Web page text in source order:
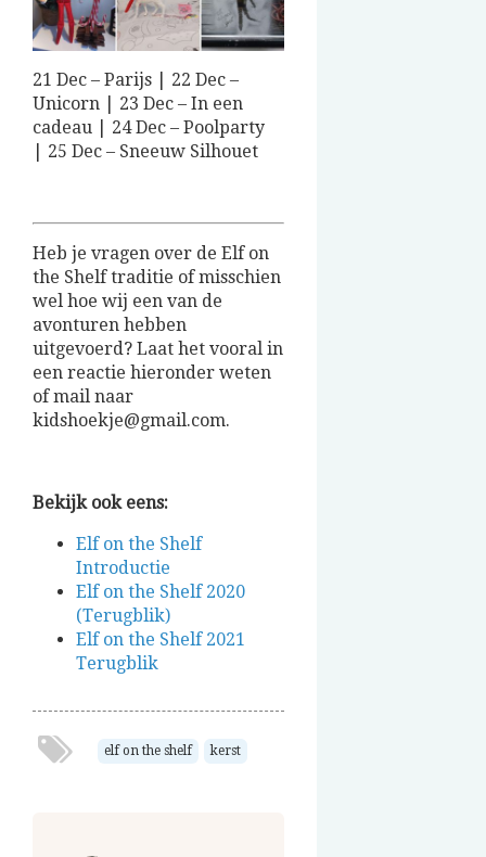
21 Dec – Parijs | 22 Dec –
Unicorn | 23 Dec – In een
cadeau | 24 Dec – Poolparty
| 25 Dec – Sneeuw Silhouet
Heb je vragen over de Elf on
the Shelf traditie of misschien
wel hoe wij een van de
avonturen hebben
uitgevoerd? Laat het vooral in
een reactie hieronder weten
of mail naar
kidshoekje@gmail.com.
Bekijk ook eens:
Elf on the Shelf
Introductie
Elf on the Shelf 2020
(Terugblik)
Elf on the Shelf 2021
Terugblik
elf on the shelf kerst